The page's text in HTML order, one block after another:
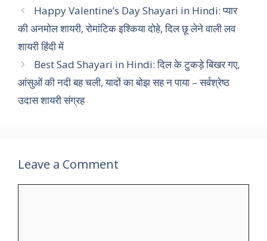
Happy Valentine’s Day Shayari in Hindi: प्यार
की अनमोल शायरी, रोमांटिक इश्किया दोहे, दिल छू लेने वाली लव
शायरी हिंदी में
Best Sad Shayari in Hindi: दिल के टुकड़े बिखर गए,
आंसुओं की नदी बह चली, यादों का बोझ सह न पाया – सर्वश्रेष्ठ
उदास शायरी संग्रह
Leave a Comment